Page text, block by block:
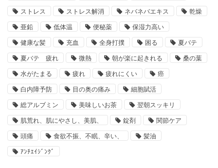
ストレス ストレス解消 ネバネバエキス 乾燥
亜鉛 低体温 便秘薬 保湿力高い
健康な髪 充血 全身打撲 困る 夏バテ
夏バテ 疲れ 微熱 朝が楽に起きれる 桑の葉
水がたまる 疲れ 疲れにくい 癌
白内障予防 目の奥の痛み 細胞賦活
総アルブミン 美味しいお茶 翌朝スッキリ
肌荒れ、肌にやさし、美肌、 錠剤 関節ケア
頭痛 食欲不振、不眠、辛い、 髪油
ｱﾝﾁｴｲｼﾞﾝｸﾞ